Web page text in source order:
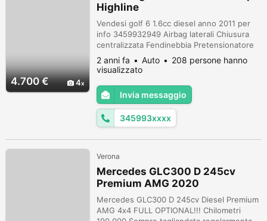
4.700 € 4
Highline
Vendesi golf 6 1.6cc diesel anno 2011 per
info 3459932949 Airbag laterali Chiusura
centralizzata Fendinebbia Pretensionatore
cinture Airbag per la testa Controllo
elettronico della stabilità Immobilizzatore
posteriori Climatizzatore Vetri elettrici
anteriori Volante regolabile Interni in
materiale pregiato Controllo auto...
2 anni fa Auto
208 persone hanno
visualizzato
Invia messaggio
345993xxxx
Verona
Mercedes GLC300 D 245cv
Premium AMG 2020
Mercedes GLC300 D 245cv Diesel Premium
AMG 4x4 FULL OPTIONAL!!! Chilometri